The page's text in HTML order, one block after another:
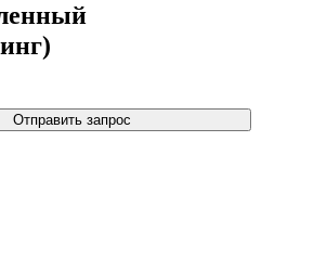
Отправить запрос